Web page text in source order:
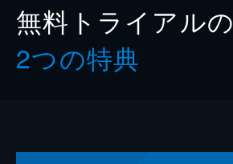
無料トライアルの
2つの特典